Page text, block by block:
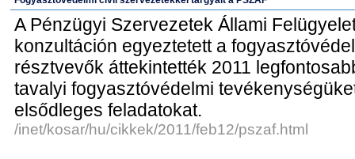
A Pénzügyi Szervezetek Állami
konzultáción egyeztetett a
résztvevők áttekintették 2011
tavalyi fogyasztóvédelmi
elsődleges feladatokat.
/inet/kosar/hu/cikkek/2011/feb12/pszaf.html